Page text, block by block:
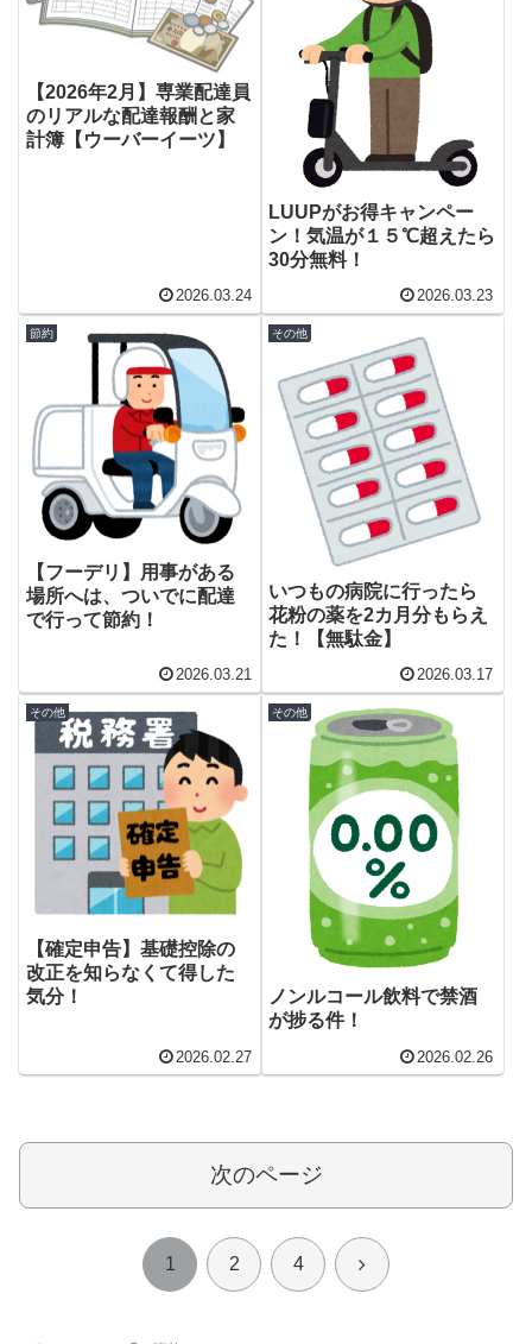
【2026年2月】専業配達員
のリアルな配達報酬と家
計簿【ウーバーイーツ】
2026.03.24
LUUPがお得キャンペー
ン！気温が１５℃超えたら
30分無料！
2026.03.23
節約
【フーデリ】用事がある
場所へは、ついでに配達
で行って節約！
2026.03.21
その他
いつもの病院に行ったら
花粉の薬を2カ月分もらえ
た！【無駄金】
2026.03.17
その他
【確定申告】基礎控除の
改正を知らなくて得した
気分！
2026.02.27
その他
ノンルコール飲料で禁酒
が捗る件！
2026.02.26
次のページ
1 2 4 次